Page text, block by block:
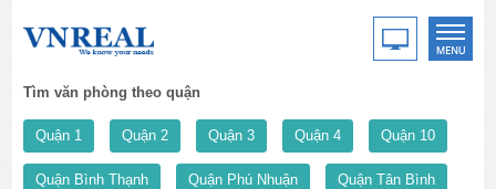
Tìm văn phòng theo quận
Quận 1 Quận 2 Quận 3 Quận 4 Quận 10
Quận Bình Thạnh Quận Phú Nhuận Quận Tân Bình